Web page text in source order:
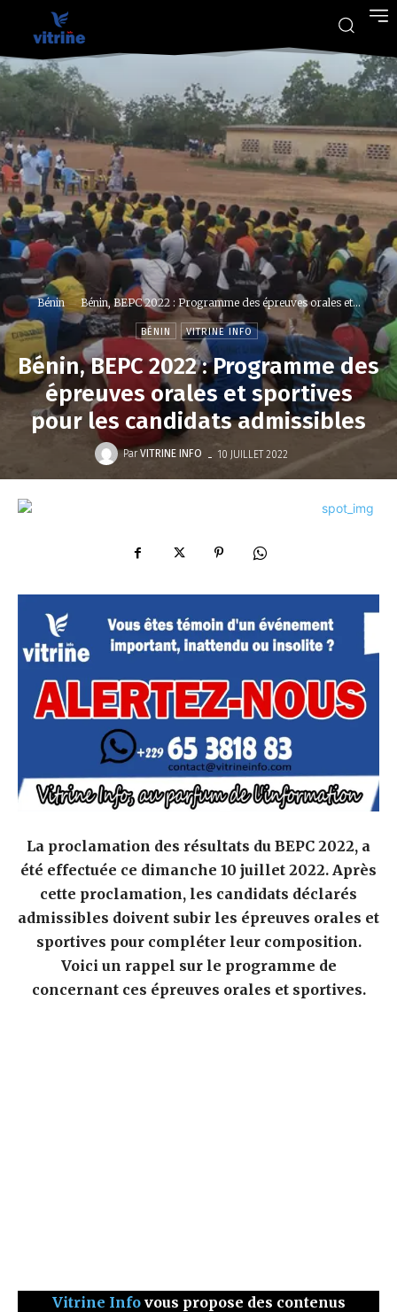
Bénin Bénin, BEPC 2022 : Programme des épreuves orales et...
BÉNIN VITRINE INFO
Bénin, BEPC 2022 : Programme des
épreuves orales et sportives
pour les candidats admissibles
Par VITRINE INFO - 10 JUILLET 2022
La proclamation des résultats du BEPC 2022, a
été effectuée ce dimanche 10 juillet 2022. Après
cette proclamation, les candidats déclarés
admissibles doivent subir les épreuves orales et
sportives pour compléter leur composition.
Voici un rappel sur le programme de
concernant ces épreuves orales et sportives.
Vitrine Infovous propose des contenus